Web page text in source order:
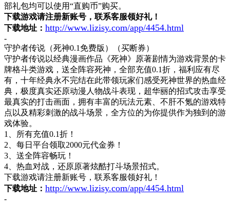
部礼包均可以使用“直购币”购买。
下载游戏请注册新账号，联系客服领好礼！
下载地址： http://www.lizisy.com/app/4454.html
-
守护者传说（死神0.1免费版）（买断券）
守护者传说以经典漫画作品《死神》原著剧情为游戏背景的卡
牌格斗类游戏，送全阵容死神，全部充值0.1折，福利应有尽
有，十年经典永不完结在此带领玩家们感受死神世界的热血经
典，极度真实还原动漫人物战斗表现，超华丽的招式攻击享受
最真实的打击画面，拥有丰富的玩法元素、不肝不氪的游戏特
点以及精彩刺激的战斗场景，全方位的为你提供作为独到的游
戏体验。
1、所有充值0.1折！
2、每日平台领取2000元代金券！
3、送全阵容畅玩！
4、热血对战，还原原著炫酷打斗场景招式。
下载游戏请注册新账号，联系客服领好礼！
下载地址： http://www.lizisy.com/app/4454.html
-